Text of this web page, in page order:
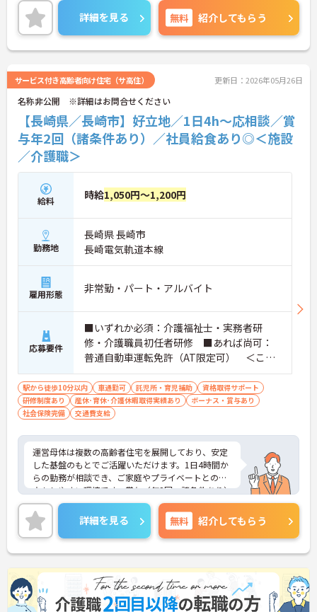
評価されます。無料の社員給食（1日1食）や、育休
からの復職をサポートする育児給付金+（プラス）
制度（最大10万円）、資格取得支援制度（最大10万
円補助）など、福利厚生も充実しています。社内研
を目指したい方にも最適です。ご興味のある方に
は、面接対策ポイントなど、さらに詳細をお話しし
ますのでお気軽にご相談ください！
詳細を見る 無料 紹介してもらう
サービス付き高齢者向け住宅（サ高住） 更新日：2026年05月26日
名称非公開 ※詳細はお問合せください
【長崎県／長崎市】好立地／1日4h～応相談／賞
与年2回（諸条件あり）／社員給食あり◎＜施設
／介護職＞
給料 時給1,050円～1,200円
勤務地
長崎県 長崎市
長崎電気軌道本線
雇用形態 非常勤・パート・アルバイト
応募要件
■いずれか必須：介護福祉士・実務者研
修・介護職員初任者研修 ■あれば尚可：
普通自動車運転免許（AT限定可） ＜こん
な方におすすめ＞ワークライフバランスを
大切にしたいとお考えの方、入居者様それ
ぞれに合わせた、温かいケアを提供したい
方、これまでの介護分野でのご経験を有効
に活用したい方
駅から徒歩10分以内 車通勤可 託児所・育児補助
資格取得サポート
研修制度あり
産休･育休･介護休暇取得実績あり
ボーナス・賞与あり
社会保険完備
交通費支給
運営母体は複数の高齢者住宅を展開しており、安定
した基盤のもとでご活躍いただけます。1日4時間か
らの勤務が相談でき、ご家庭やプライベートとの両
立もしやすい環境です。賞与（年2回、諸条件あり）
や昇給の実績もあり、あなたの頑張りがしっかりと
評価されます。無料の社員給食（1日1食）や、育休
からの復職をサポートする育児給付金+（プラス）
制度（最大10万円）、資格取得支援制度（最大10万
円補助）など、福利厚生も充実しています。社内研
修やキャリアパス制度も整っており、スキルアップ
を目指したい方にも最適です。ご興味のある方に
は、面接対策ポイントなど、さらに詳細をお話しし
ますのでお気軽にご相談ください！
詳細を見る 無料 紹介してもらう